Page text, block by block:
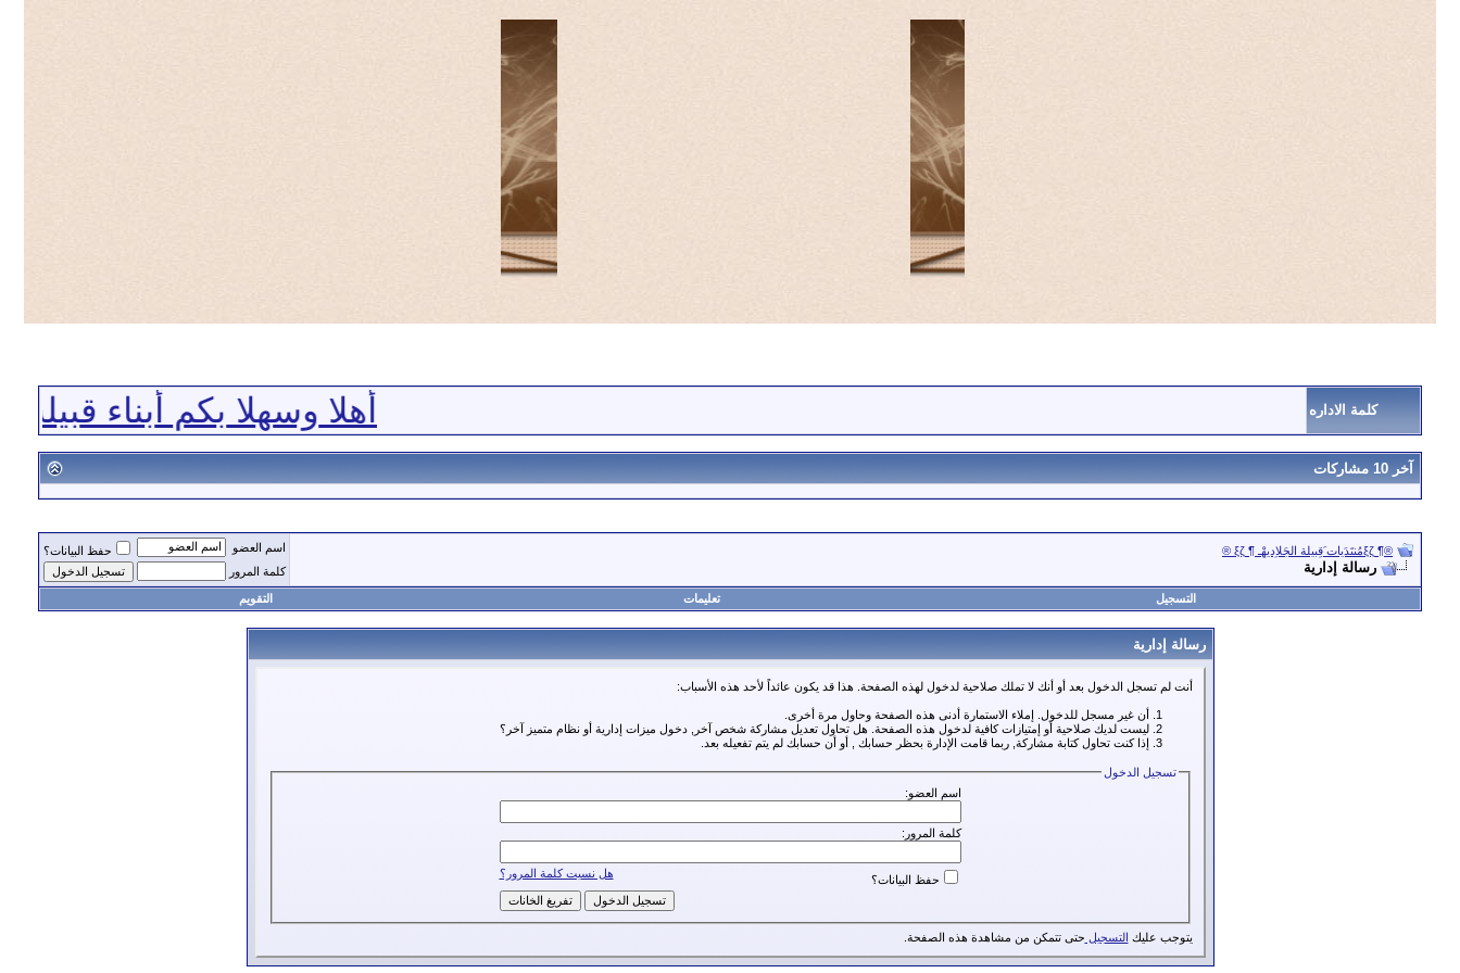
أهلا وسهلا بكم أبناء كلمة الاداره
آخر 10 مشاركات
®¶ ξζمُنتَدَيات َقِبيلة الجَلاِديهْـ ¶ ξζ ®
رسالة إدارية
اسم العضو
حفظ البيانات؟
كلمة المرور
التسجيل تعليمات التقويم
رسالة إدارية
أنت لم تسجل الدخول بعد أو أنك لا تملك صلاحية لدخول لهذه الصفحة. هذا قد يكون عائداً لأحد هذه الأسباب:
أن غير مسجل للدخول. إملاء الاستمارة أدنى هذه الصفحة وحاول مرة أخرى.
ليست لديك صلاحية أو إمتيازات كافية لدخول هذه الصفحة. هل تحاول تعديل مشاركة شخص آخر, دخول ميزات إدارية أو نظام متميز آخر؟
إذا كنت تحاول كتابة مشاركة, ربما قامت الإدارة بحظر حسابك , أو أن حسابك لم يتم تفعيله بعد.
تسجيل الدخول
اسم العضو:
كلمة المرور:
هل نسيت كلمة المرور؟ حفظ البيانات؟
يتوجب عليك التسجيل حتى تتمكن من مشاهدة هذه الصفحة.